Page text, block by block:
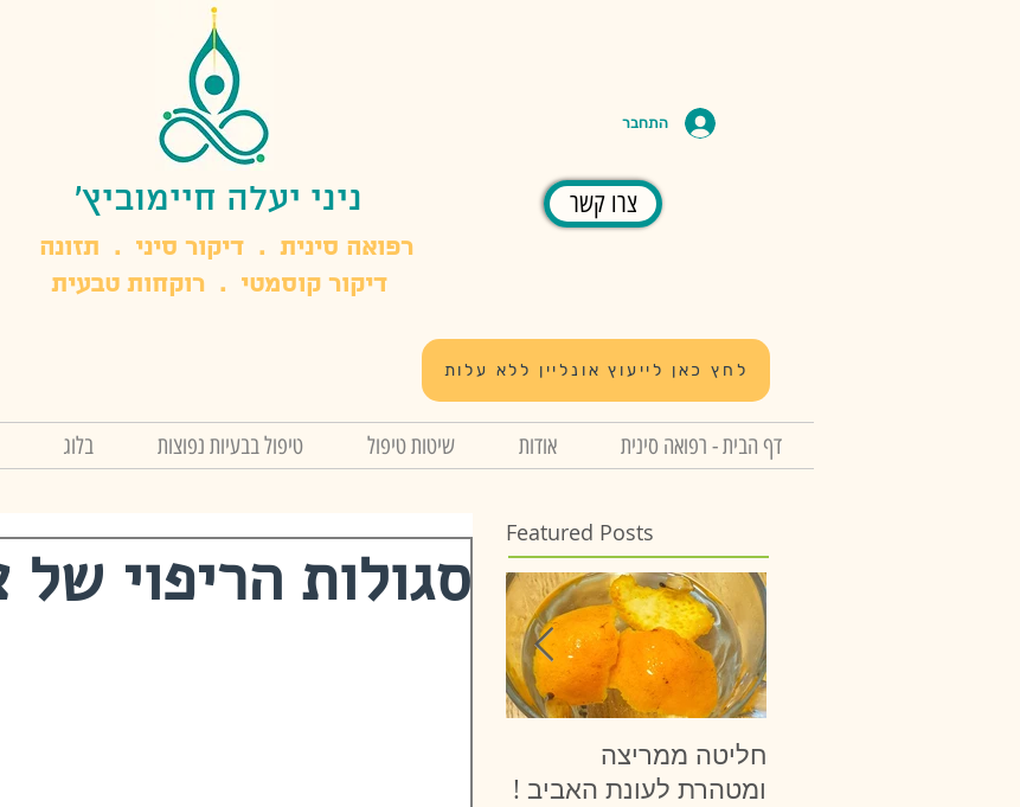
ניני יעלה חיימוביץ'
התחבר
צרו קשר
לחץ כאן לייעוץ אונליין ללא עלות
בלוג טיפול בבעיות נפוצות שיטות טיפול אודות דף הבית - רפואה סינית
סגולות הריפוי
Featured Posts
חליטה ממריצה
ומטהרת לעונת האביב !